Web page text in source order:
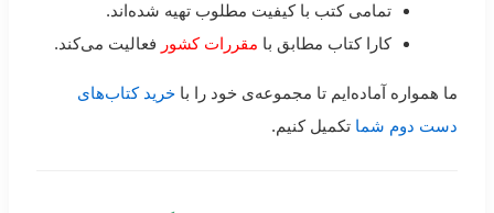
تمامی کتب با کیفیت مطلوب تهیه شده‌اند.
کارا کتاب مطابق با مقررات کشور فعالیت می‌کند.
ما همواره آماده‌ایم تا مجموعه‌ی خود را با خرید کتاب‌های
دست دوم شما تکمیل کنیم.